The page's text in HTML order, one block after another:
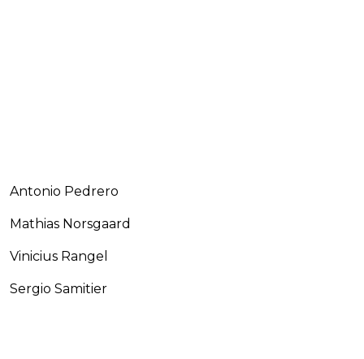
Antonio Pedrero
Mathias Norsgaard
Vinicius Rangel
Sergio Samitier